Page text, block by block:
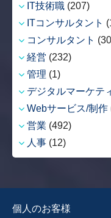
IT技術職 (207)
ITコンサルタント
コンサルタント
経営 (232)
管理 (1)
デジタルマーケテ
Webサービス/制作
営業 (492)
人事 (12)
個人のお客様